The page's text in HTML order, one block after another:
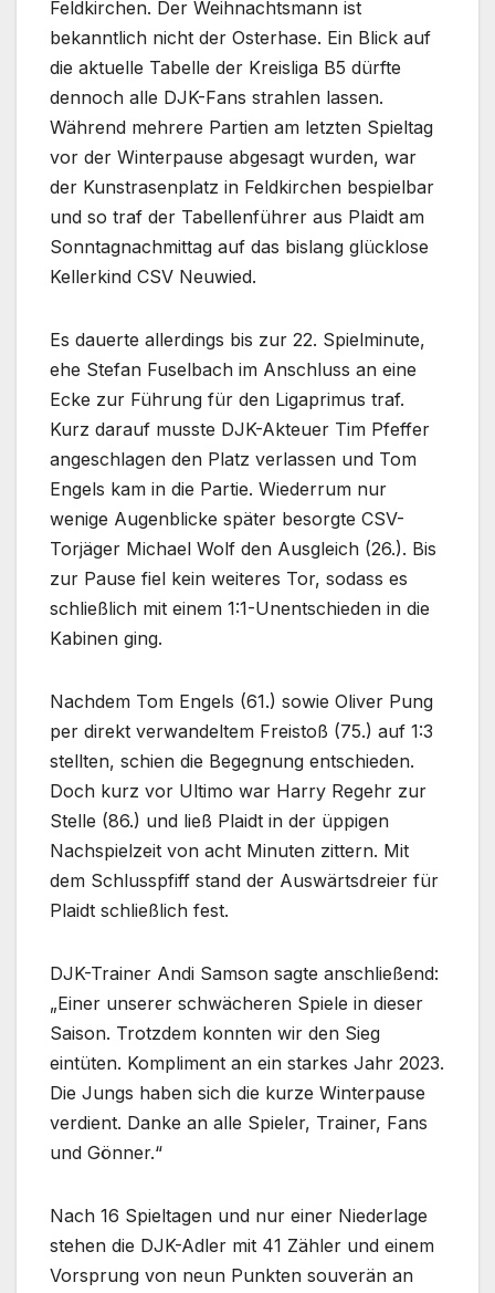
Feldkirchen. Der Weihnachtsmann ist
bekanntlich nicht der Osterhase. Ein Blick auf
die aktuelle Tabelle der Kreisliga B5 dürfte
dennoch alle DJK-Fans strahlen lassen.
Während mehrere Partien am letzten Spieltag
vor der Winterpause abgesagt wurden, war
der Kunstrasenplatz in Feldkirchen bespielbar
und so traf der Tabellenführer aus Plaidt am
Sonntagnachmittag auf das bislang glücklose
Kellerkind CSV Neuwied.
Es dauerte allerdings bis zur 22. Spielminute,
ehe Stefan Fuselbach im Anschluss an eine
Ecke zur Führung für den Ligaprimus traf.
Kurz darauf musste DJK-Akteuer Tim Pfeffer
angeschlagen den Platz verlassen und Tom
Engels kam in die Partie. Wiederrum nur
wenige Augenblicke später besorgte CSV-
Torjäger Michael Wolf den Ausgleich (26.). Bis
zur Pause fiel kein weiteres Tor, sodass es
schließlich mit einem 1:1-Unentschieden in die
Kabinen ging.
Nachdem Tom Engels (61.) sowie Oliver Pung
per direkt verwandeltem Freistoß (75.) auf 1:3
stellten, schien die Begegnung entschieden.
Doch kurz vor Ultimo war Harry Regehr zur
Stelle (86.) und ließ Plaidt in der üppigen
Nachspielzeit von acht Minuten zittern. Mit
dem Schlusspfiff stand der Auswärtsdreier für
Plaidt schließlich fest.
DJK-Trainer Andi Samson sagte anschließend:
„Einer unserer schwächeren Spiele in dieser
Saison. Trotzdem konnten wir den Sieg
eintüten. Kompliment an ein starkes Jahr 2023.
Die Jungs haben sich die kurze Winterpause
verdient. Danke an alle Spieler, Trainer, Fans
und Gönner.“
Nach 16 Spieltagen und nur einer Niederlage
stehen die DJK-Adler mit 41 Zähler und einem
Vorsprung von neun Punkten souverän an